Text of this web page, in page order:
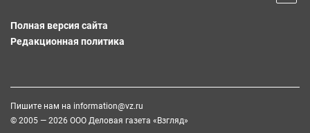
Полная версия сайта
Редакционная политика
Пишите нам на information@vz.ru
© 2005 — 2026 ООО Деловая газета «Взгляд»